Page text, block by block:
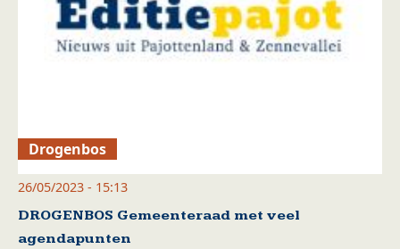
Drogenbos
26/05/2023 - 15:13
DROGENBOS Gemeenteraad met veel
agendapunten